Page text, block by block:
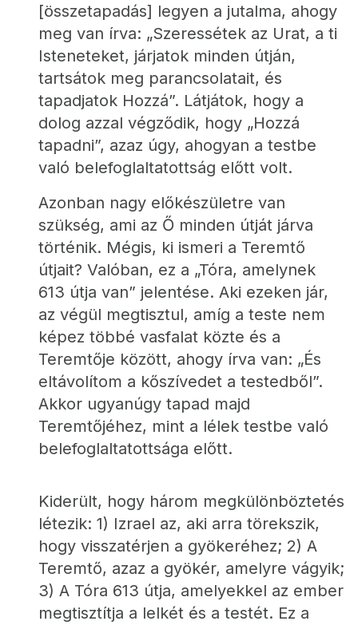
[összetapadás] legyen a jutalma, ahogy
meg van írva: „Szeressétek az Urat, a ti
Isteneteket, járjatok minden útján,
tartsátok meg parancsolatait, és
tapadjatok Hozzá”. Látjátok, hogy a
dolog azzal végződik, hogy „Hozzá
tapadni”, azaz úgy, ahogyan a testbe
való belefoglaltatottság előtt volt.
Azonban nagy előkészületre van
szükség, ami az Ő minden útját járva
történik. Mégis, ki ismeri a Teremtő
útjait? Valóban, ez a „Tóra, amelynek
613 útja van” jelentése. Aki ezeken jár,
az végül megtisztul, amíg a teste nem
képez többé vasfalat közte és a
Teremtője között, ahogy írva van: „És
eltávolítom a kőszívedet a testedből”.
Akkor ugyanúgy tapad majd
Teremtőjéhez, mint a lélek testbe való
belefoglaltatottsága előtt.
Kiderült, hogy három megkülönböztetés
létezik: 1) Izrael az, aki arra törekszik,
hogy visszatérjen a gyökeréhez; 2) A
Teremtő, azaz a gyökér, amelyre vágyik;
3) A Tóra 613 útja, amelyekkel az ember
megtisztítja a lelkét és a testét. Ez a